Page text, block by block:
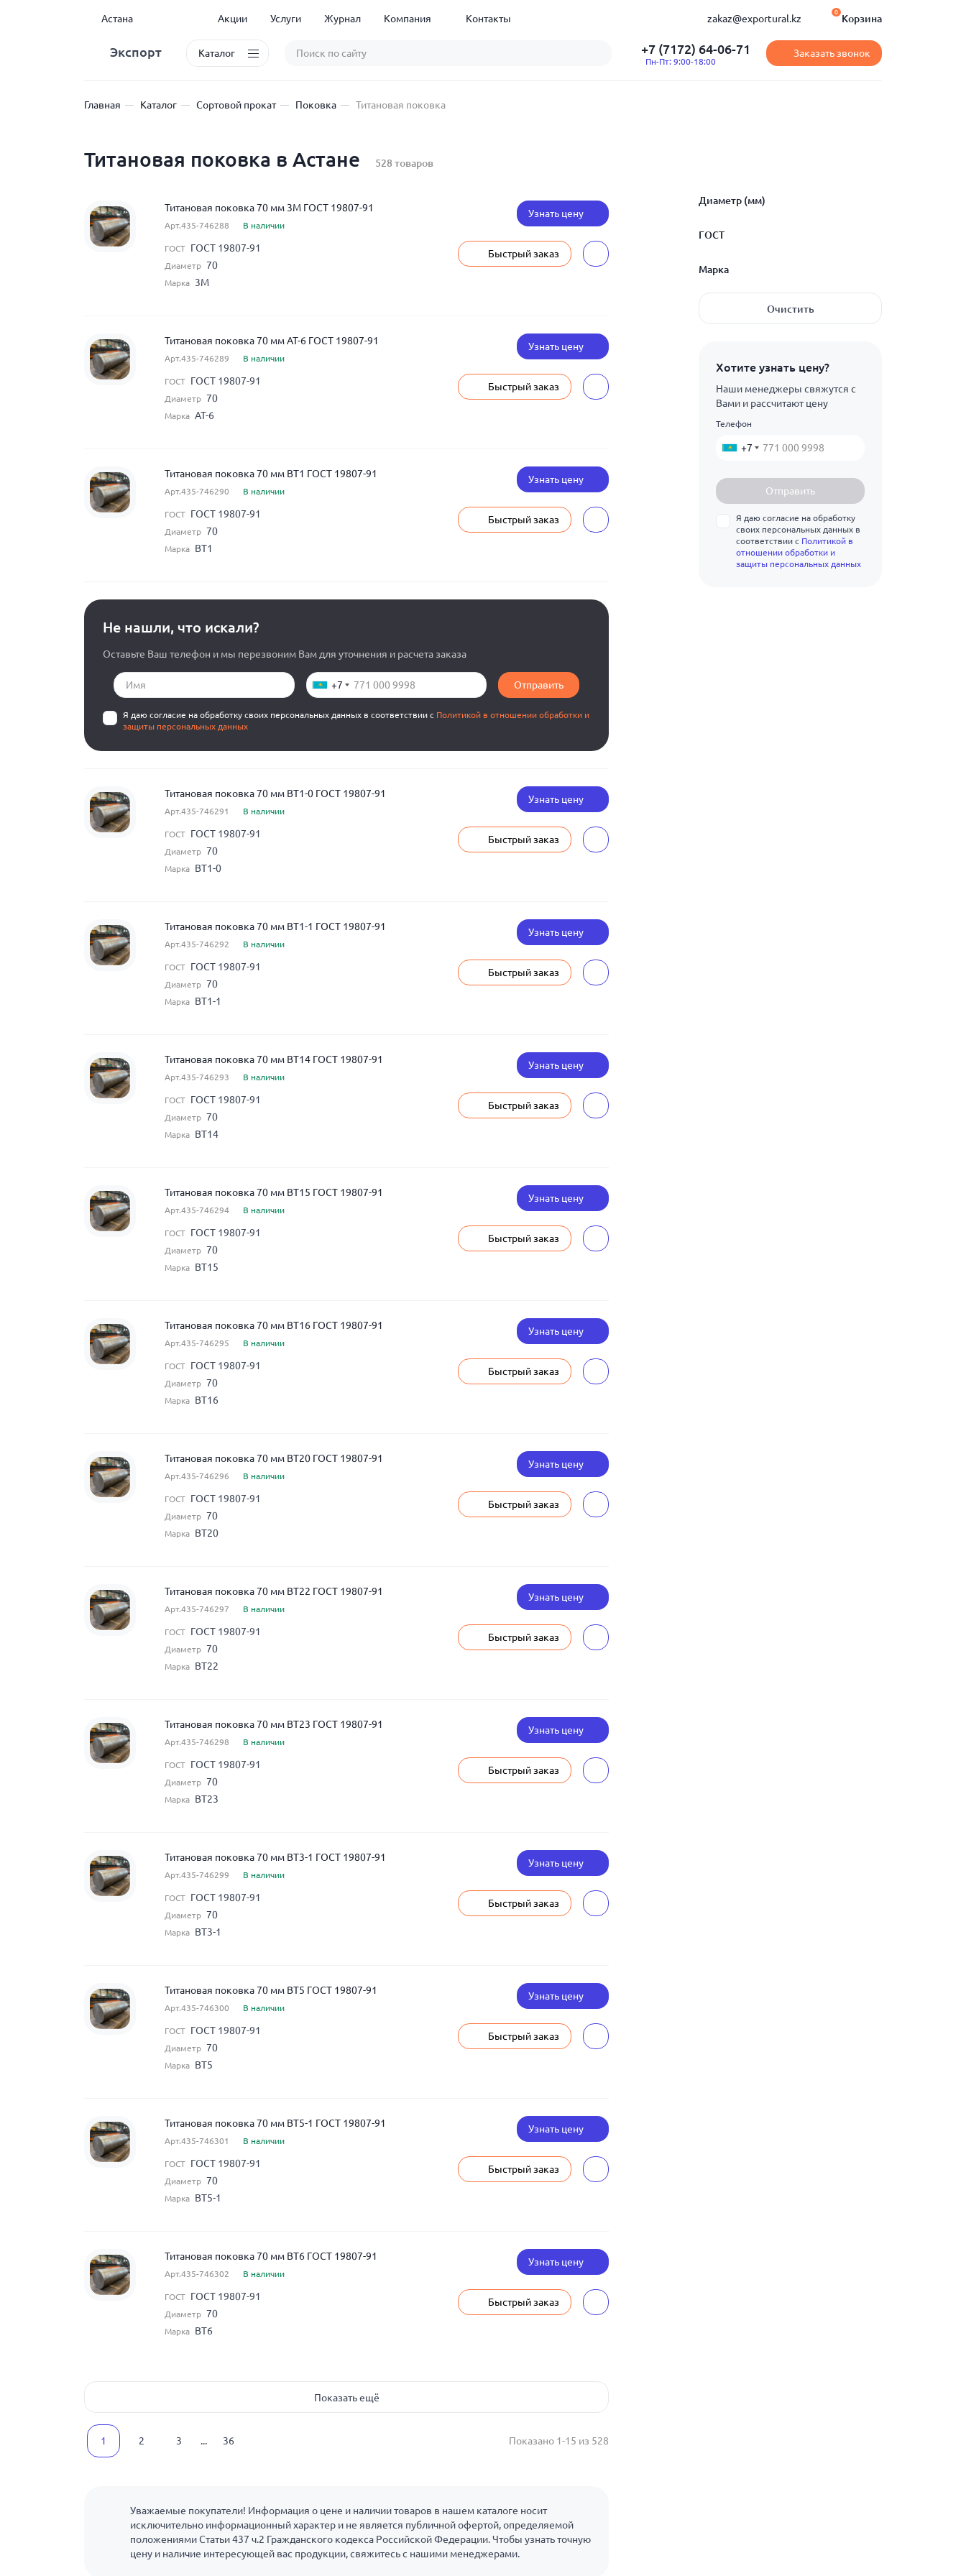
Астана Акции Услуги Журнал Компания Контакты zakaz@exportural.kz Корзина
0
Экспорт Каталог +7 (7172) 64-06-71
Пн-Пт: 9:00-18:00
Заказать звонок
Главная Каталог Сортовой прокат Поковка Титановая поковка
Титановая поковка в Астане 528 товаров
Титановая поковка 70 мм 3М ГОСТ 19807-91
Арт.435-746288 В наличии
ГОСТ ГОСТ 19807-91
Диаметр 70
Марка 3М
Узнать цену
Быстрый заказ
Титановая поковка 70 мм АТ-6 ГОСТ 19807-91
Арт.435-746289 В наличии
ГОСТ ГОСТ 19807-91
Диаметр 70
Марка АТ-6
Узнать цену
Быстрый заказ
Титановая поковка 70 мм ВТ1 ГОСТ 19807-91
Арт.435-746290 В наличии
ГОСТ ГОСТ 19807-91
Диаметр 70
Марка ВТ1
Узнать цену
Быстрый заказ
Не нашли, что искали?
Оставьте Ваш телефон и мы перезвоним Вам для уточнения и расчета заказа
+7 Отправить
Я даю согласие на обработку своих персональных данных в соответствии с Политикой в отношении обработки и
защиты персональных данных
Титановая поковка 70 мм ВТ1-0 ГОСТ 19807-91
Арт.435-746291 В наличии
ГОСТ ГОСТ 19807-91
Диаметр 70
Марка ВТ1-0
Узнать цену
Быстрый заказ
Титановая поковка 70 мм ВТ1-1 ГОСТ 19807-91
Арт.435-746292 В наличии
ГОСТ ГОСТ 19807-91
Диаметр 70
Марка ВТ1-1
Узнать цену
Быстрый заказ
Титановая поковка 70 мм ВТ14 ГОСТ 19807-91
Арт.435-746293 В наличии
ГОСТ ГОСТ 19807-91
Диаметр 70
Марка ВТ14
Узнать цену
Быстрый заказ
Титановая поковка 70 мм ВТ15 ГОСТ 19807-91
Арт.435-746294 В наличии
ГОСТ ГОСТ 19807-91
Диаметр 70
Марка ВТ15
Узнать цену
Быстрый заказ
Титановая поковка 70 мм ВТ16 ГОСТ 19807-91
Арт.435-746295 В наличии
ГОСТ ГОСТ 19807-91
Диаметр 70
Марка ВТ16
Узнать цену
Быстрый заказ
Титановая поковка 70 мм ВТ20 ГОСТ 19807-91
Арт.435-746296 В наличии
ГОСТ ГОСТ 19807-91
Диаметр 70
Марка ВТ20
Узнать цену
Быстрый заказ
Титановая поковка 70 мм ВТ22 ГОСТ 19807-91
Арт.435-746297 В наличии
ГОСТ ГОСТ 19807-91
Диаметр 70
Марка ВТ22
Узнать цену
Быстрый заказ
Титановая поковка 70 мм ВТ23 ГОСТ 19807-91
Арт.435-746298 В наличии
ГОСТ ГОСТ 19807-91
Диаметр 70
Марка ВТ23
Узнать цену
Быстрый заказ
Титановая поковка 70 мм ВТ3-1 ГОСТ 19807-91
Арт.435-746299 В наличии
ГОСТ ГОСТ 19807-91
Диаметр 70
Марка ВТ3-1
Узнать цену
Быстрый заказ
Титановая поковка 70 мм ВТ5 ГОСТ 19807-91
Арт.435-746300 В наличии
ГОСТ ГОСТ 19807-91
Диаметр 70
Марка ВТ5
Узнать цену
Быстрый заказ
Титановая поковка 70 мм ВТ5-1 ГОСТ 19807-91
Арт.435-746301 В наличии
ГОСТ ГОСТ 19807-91
Диаметр 70
Марка ВТ5-1
Узнать цену
Быстрый заказ
Титановая поковка 70 мм ВТ6 ГОСТ 19807-91
Арт.435-746302 В наличии
ГОСТ ГОСТ 19807-91
Диаметр 70
Марка ВТ6
Узнать цену
Быстрый заказ
Показать ещё
1 2 3 ... 36 Показано 1-15 из 528
Диаметр (мм)
270
272
360
Показать ещё
ГОСТ
Марка
ВТ1
ВТ1-0
ВТ16
ВТ20
ВТ22
Очистить
Хотите узнать цену?
Наши менеджеры свяжутся с
Вами и рассчитают цену
Телефон
+7
Отправить
Я даю согласие на обработку
своих персональных данных в
соответствии с Политикой в
отношении обработки и
защиты персональных данных
Уважаемые покупатели! Информация о цене и наличии товаров в нашем каталоге носит
исключительно информационный характер и не является публичной офертой, определяемой
положениями Статьи 437 ч.2 Гражданского кодекса Российской Федерации. Чтобы узнать точную
цену и наличие интересующей вас продукции, свяжитесь с нашими менеджерами.